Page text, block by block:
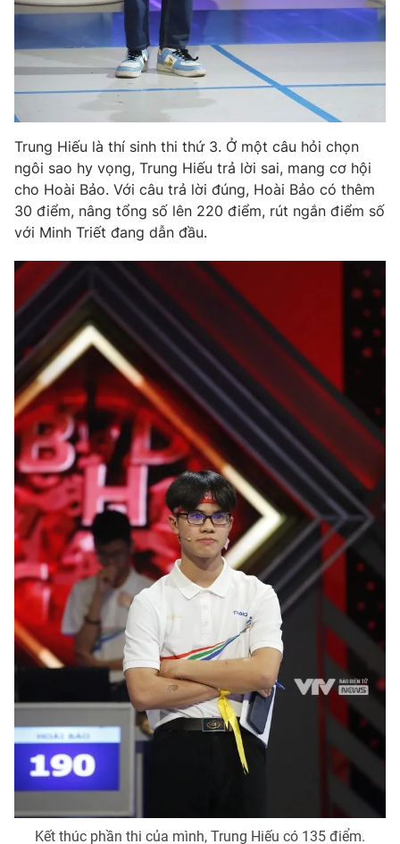
Trung Hiếu là thí sinh thi thứ 3. Ở một câu hỏi chọn
ngôi sao hy vọng, Trung Hiếu trả lời sai, mang cơ hội
cho Hoài Bảo. Với câu trả lời đúng, Hoài Bảo có thêm
30 điểm, nâng tổng số lên 220 điểm, rút ngắn điểm số
với Minh Triết đang dẫn đầu.
Kết thúc phần thi của mình, Trung Hiếu có 135 điểm.